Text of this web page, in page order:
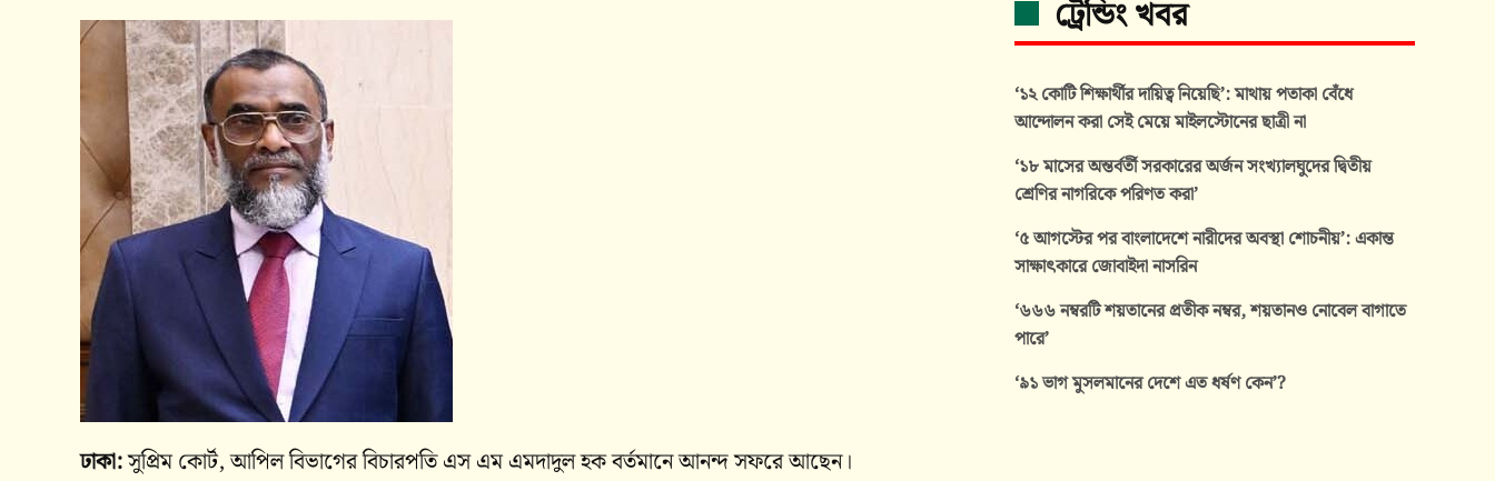
ঢাকা:সুপ্রিম কোর্ট, আপিল বিভাগের বিচারপতি এস এম এমদাদুল হক বর্তমানে আনন্দ সফরে আছেন।
ট্রেন্ডিং খবর
‘১২ কোটি শিক্ষার্থীর দায়িত্ব নিয়েছি’: মাথায় পতাকা বেঁধে
আন্দোলন করা সেই মেয়ে মাইলস্টোনের ছাত্রী না
‘১৮ মাসের অন্তর্বর্তী সরকারের অর্জন সংখ্যালঘুদের দ্বিতীয়
শ্রেণির নাগরিকে পরিণত করা’
‘৫ আগস্টের পর বাংলাদেশে নারীদের অবস্থা শোচনীয়’: একান্ত
সাক্ষাৎকারে জোবাইদা নাসরিন
‘৬৬৬ নম্বরটি শয়তানের প্রতীক নম্বর, শয়তানও নোবেল বাগাতে
পারে’
‘৯১ ভাগ মুসলমানের দেশে এত ধর্ষণ কেন’?